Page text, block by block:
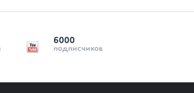
6000
подписчиков